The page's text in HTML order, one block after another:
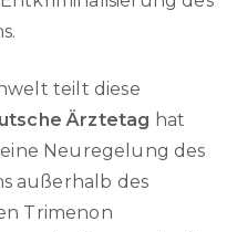
teilt diese
Ärztetag hat
Neuregelung des
außerhalb des
Trimenon